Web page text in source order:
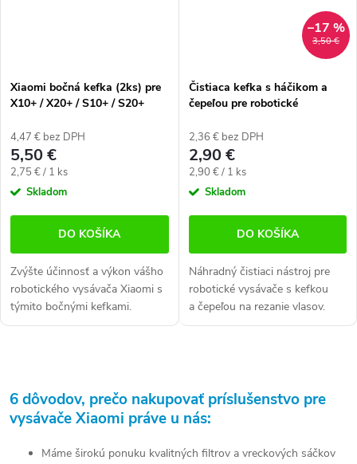
Xiaomi bočná kefka (2ks) pre
X10+ / X20+ / S10+ / S20+
4,47 € bez DPH
5,50 €
Jednotková
cena:
2,75 € / 1 ks
Skladom
DO KOŠÍKA
Zvýšte účinnosť a výkon vášho
robotického vysávača Xiaomi s
týmito bočnými kefkami.
Balenie obsahuje 2 ks, ktoré
3,50 €
–17 %
Čistiaca kefka s háčikom a
čepeľou pre robotické
2,36 € bez DPH
2,90 €
Jednotková
cena:
2,90 € / 1 ks
Skladom
DO KOŠÍKA
Náhradný čistiaci nástroj pre
robotické vysávače s kefkou
a čepeľou na rezanie vlasov.
Multifunkčný, praktický, ideálny
v
l
6 dôvodov, prečo nakupovať príslušenstvo pre
vysávače Xiaomi práve u nás:
Máme širokú ponuku kvalitných filtrov a vreckových sáčkov